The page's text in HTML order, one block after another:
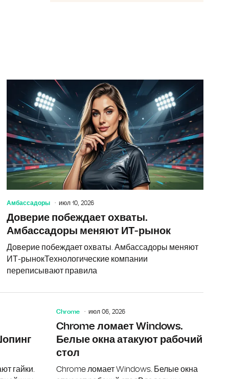
Mac. Осень будет жаркой
Амбассадоры июл 10, 2026
Доверие побеждает охваты.
Амбассадоры меняют ИТ-рынок
Доверие побеждает охваты. Амбассадоры меняют
ИТ-рынокТехнологические компании
переписывают правила
- и точка
FluxCD захватывает GitOps. Инструмент
гайки.
Chrome июл 06, 2026
Chrome ломает Windows.
Белые окна атакуют рабочий
стол
Chrome ломает Windows. Белые окна